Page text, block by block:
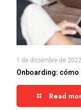
1 de diciembre de 2022
Onboarding: cómo
Read